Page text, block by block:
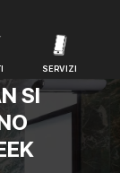
SERVIZI
SERVIZI
SI